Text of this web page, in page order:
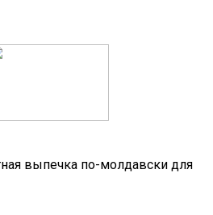
выпечка по-молдавски для